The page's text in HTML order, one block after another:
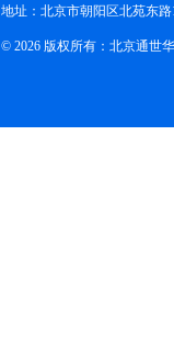
地址：北京市朝阳区北苑东路
© 2026 版权所有：北京通世